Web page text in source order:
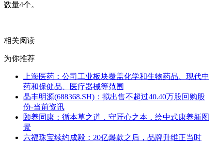
数量4个。
相关阅读
为你推荐
上海医药：公司工业板块覆盖化学和生物药品、现代中
药和保健品、医疗器械等范围
晶丰明源(688368.SH)：拟出售不超过40.40万股回购股
份-当前资讯
颐养同康：循本草之道，守匠心之本，绘中式康养新图
景
六福珠宝续约成毅：20亿爆款之后，品牌升维正当时